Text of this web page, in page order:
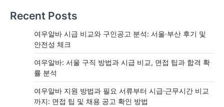
Recent Posts
여우알바 시급 비교와 구인공고 분석: 서울·부산 후기 및
안전성 체크
여우알바: 서울 구직 방법과 시급 비교, 면접 팁과 합격 확
률 분석
여우알바 지원 방법과 필요 서류부터 시급·근무시간 비교
까지: 면접 팁 및 채용 공고 확인 방법